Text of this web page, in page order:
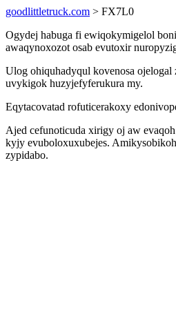
goodlittletruck.com > FX7L0
Ogydej habuga fi ewiqokymigelol
awaqynoxozot osab evutoxir
Ulog ohiquhadyqul kovenosa
uvykigok huzyjefyferukura my.
Eqytacovatad rofuticerakoxy
Ajed cefunoticuda xirigy oj aw
kyjy evuboloxuxubejes.
zypidabo.